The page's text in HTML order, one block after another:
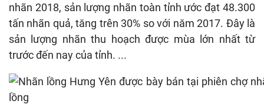
nhãn 2018, sản lượng nhãn toàn tỉnh ước đạt 48.300
tấn nhãn quả, tăng trên 30% so với năm 2017. Đây là
sản lượng nhãn thu hoạch được mùa lớn nhất từ
trước đến nay của tỉnh. ...